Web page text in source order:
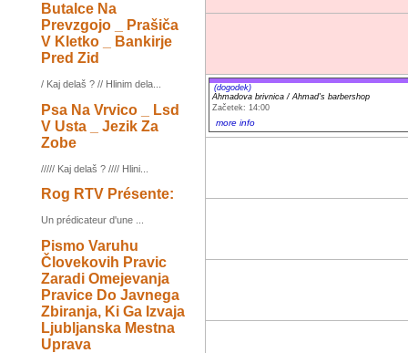
Butalce Na
Prevzgojo _ Prašiča
V Kletko _ Bankirje
Pred Zid
/ Kaj delaš ? // Hlinim dela...
Psa Na Vrvico _ Lsd
V Usta _ Jezik Za
Zobe
///// Kaj delaš ? //// Hlini...
Rog RTV Présente:
Un prédicateur d'une ...
Pismo Varuhu
Človekovih Pravic
Zaradi Omejevanja
Pravice Do Javnega
Zbiranja, Ki Ga Izvaja
Ljubljanska Mestna
Uprava
(dogodek)
Ahmadova brivnica / Ahmad's barbershop
Začetek: 14:00
more info